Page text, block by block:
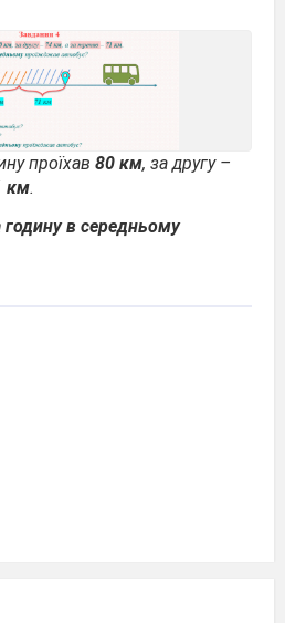
проїхав 80 км, за другу –
км.
годину в середньому